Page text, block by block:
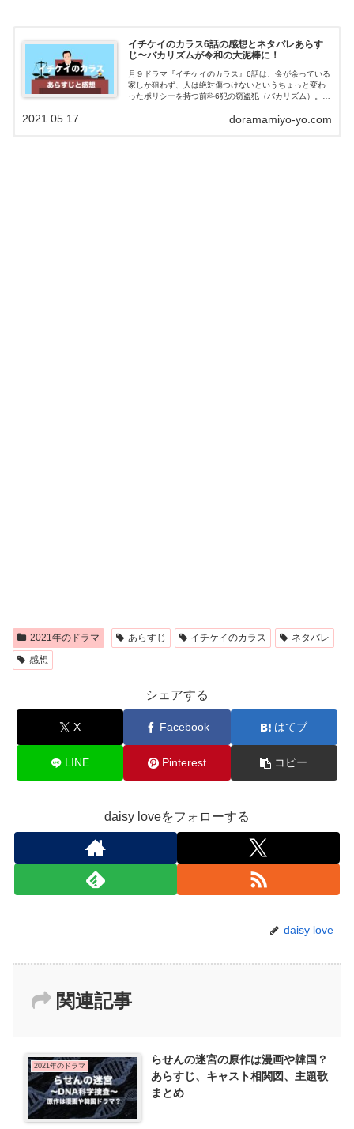
イチケイのカラス6話の感想とネタバレあらす
じ〜バカリズムが令和の大泥棒に！
月９ドラマ『イチケイのカラス』6話は、金が余っている
家しか狙わず、人は絶対傷つけないというちょっと変わ
ったポリシーを持つ前科6犯の窃盗犯（バカリズム）。窃
がり、思わぬ展開に・・・！？この記...doramamiyo-yo.com
2021.05.17
2021年のドラマ あらすじ イチケイのカラス
ネタバレ
感想
シェアする
X Facebook はてブ
LINE Pinterest コピー
daisy loveをフォローする
daisy love
関連記事
2021年のドラマ
らせんの迷宮の原作は漫画や韓国？
あらすじ、キャスト相関図、主題歌
まとめ